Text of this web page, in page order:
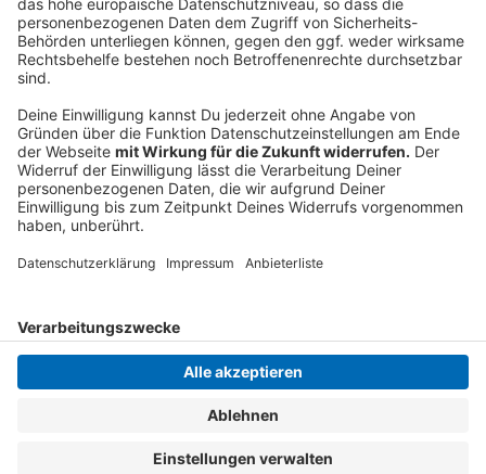
Fahrschulen könnten auf ein festes Ladenlokal oder
einen klassischen Schaltwagen verzichten.
Stattdessen sollen angehende Fahrerinnen und Fahrer
verstärkt
Anzeige